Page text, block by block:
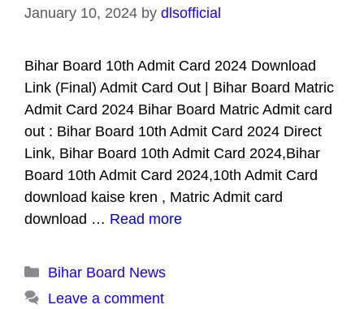
January 10, 2024 by dlsofficial
Bihar Board 10th Admit Card 2024 Download
Link (Final) Admit Card Out | Bihar Board Matric
Admit Card 2024 Bihar Board Matric Admit card
out : Bihar Board 10th Admit Card 2024 Direct
Link, Bihar Board 10th Admit Card 2024,Bihar
Board 10th Admit Card 2024,10th Admit Card
download kaise kren , Matric Admit card
download … Read more
Categories
Bihar Board News
Leave a comment